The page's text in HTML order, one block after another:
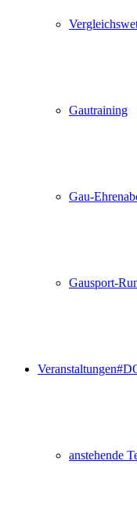
Gautraining
Gau-
Gausport-
Veranstaltungen
anstehende